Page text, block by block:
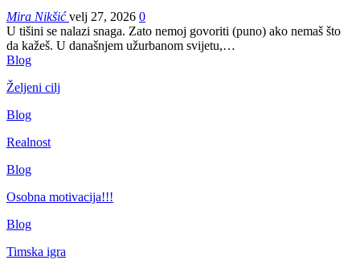
Mira Nikšićvelj 27, 2026 0
U tišini se nalazi snaga. Zato nemoj govoriti (puno) ako nemaš što
da kažeš. U današnjem užurbanom svijetu,…
Blog
Željeni cilj
Blog
Realnost
Blog
Osobna motivacija!!!
Blog
Timska igra